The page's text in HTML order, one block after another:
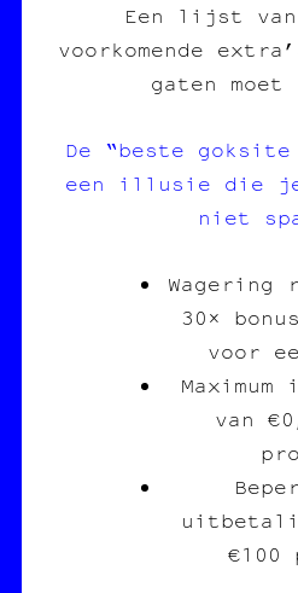
Een lijst van
voorkomende
gaten moet
De “beste
een illusie die je
niet
Wagering
30×
voor
van
€100